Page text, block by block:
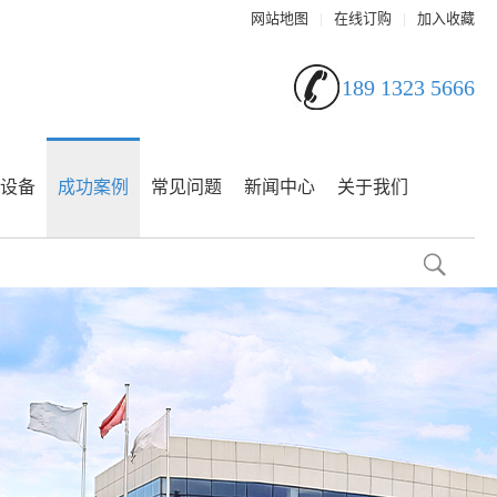
网站地图 在线订购 加入收藏
189 1323 5666
备 成功案例 常见问题 新闻中心 关于我们